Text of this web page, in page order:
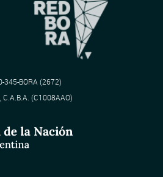
345-BORA (2672)
C.A.B.A. (C1008AAO)